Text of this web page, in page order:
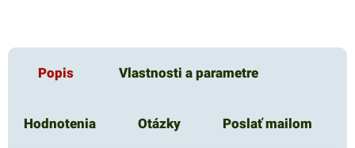
Popis Vlastnosti a parametre
Hodnotenia Otázky Poslať mailom